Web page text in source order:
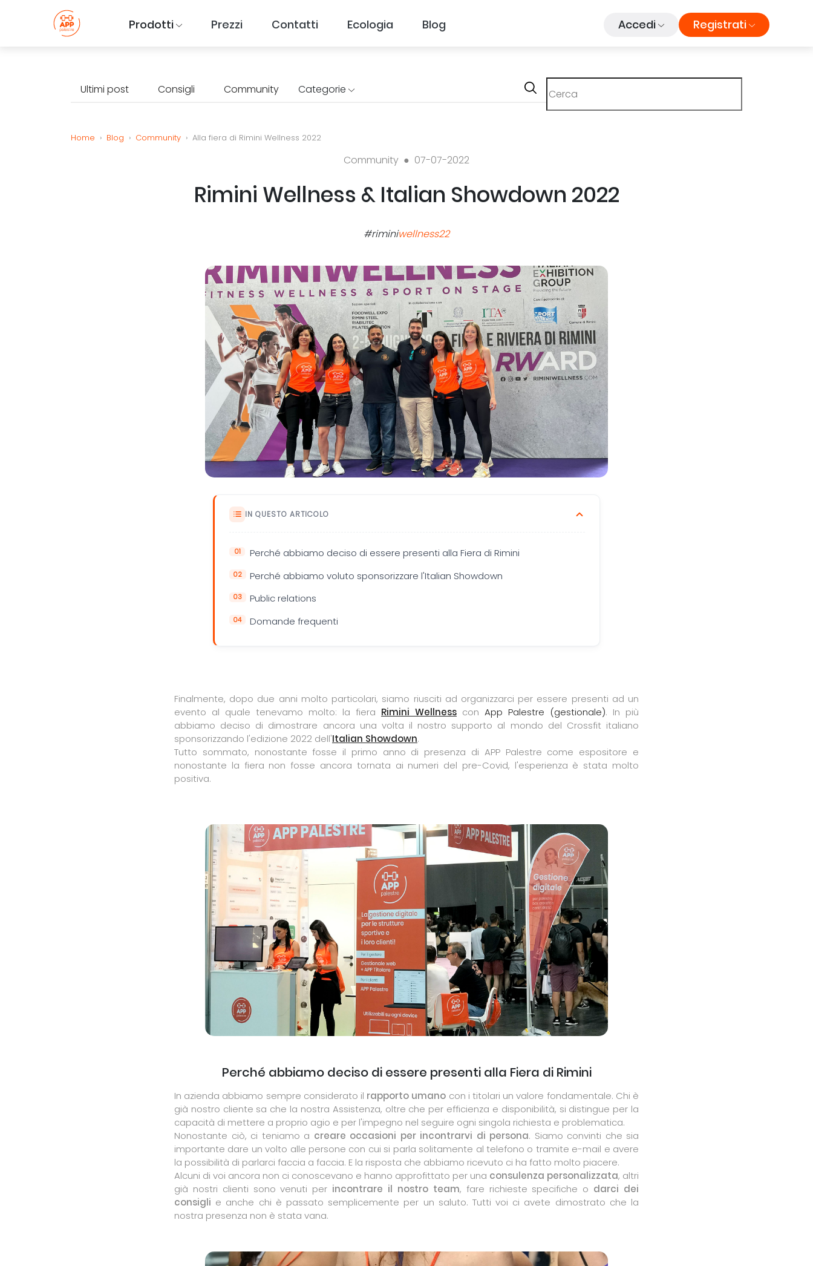
Prodotti Prezzi Contatti Ecologia Blog Accedi Registrati
Ultimi post Consigli Community Categorie
Home › Blog › Community › Alla fiera di Rimini Wellness 2022
Community ● 07-07-2022
Rimini Wellness & Italian Showdown 2022
#riminiwellness22
IN QUESTO ARTICOLO
Perché abbiamo deciso di essere presenti alla Fiera di Rimini
Perché abbiamo voluto sponsorizzare l'Italian Showdown
Public relations
Domande frequenti
Finalmente, dopo due anni molto particolari, siamo riusciti ad organizzarci per essere presenti ad un
evento al quale tenevamo molto: la fiera Rimini Wellness con App Palestre (gestionale). In più
abbiamo deciso di dimostrare ancora una volta il nostro supporto al mondo del Crossfit italiano
sponsorizzando l'edizione 2022 dell'Italian Showdown.
Tutto sommato, nonostante fosse il primo anno di presenza di APP Palestre come espositore e
nonostante la fiera non fosse ancora tornata ai numeri del pre-Covid, l'esperienza è stata molto
positiva.
Perché abbiamo deciso di essere presenti alla Fiera di Rimini
In azienda abbiamo sempre considerato il rapporto umano con i titolari un valore fondamentale. Chi è
già nostro cliente sa che la nostra Assistenza, oltre che per efficienza e disponibilità, si distingue per la
capacità di mettere a proprio agio e per l'impegno nel seguire ogni singola richiesta e problematica.
Nonostante ciò, ci teniamo a creare occasioni per incontrarvi di persona. Siamo convinti che sia
importante dare un volto alle persone con cui si parla solitamente al telefono o tramite e-mail e avere
la possibilità di parlarci faccia a faccia. E la risposta che abbiamo ricevuto ci ha fatto molto piacere.
Alcuni di voi ancora non ci conoscevano e hanno approfittato per una consulenza personalizzata, altri
già nostri clienti sono venuti per incontrare il nostro team, fare richieste specifiche o darci dei
consigli e anche chi è passato semplicemente per un saluto. Tutti voi ci avete dimostrato che la
nostra presenza non è stata vana.